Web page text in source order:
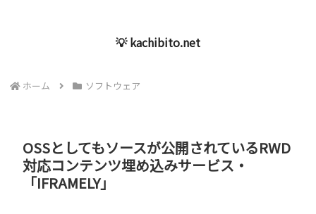
💡 kachibito.net
ホーム ソフトウェア
OSSとしてもソースが公開されているRWD
対応コンテンツ埋め込みサービス・
「IFRAMELY」